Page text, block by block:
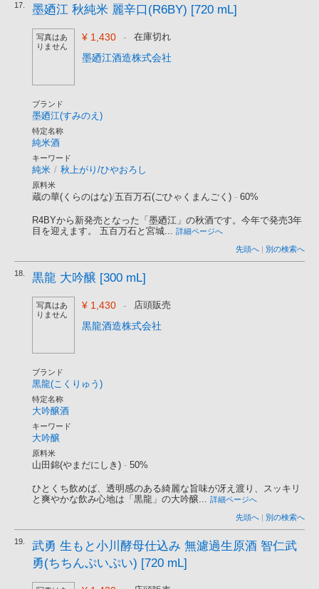
17. 墨廼江 秋純米 麗辛口(R6BY) [720 mL]
写真はあ
りません
¥ 1,430 - 在庫切れ
墨廼江酒造株式会社
ブランド
墨廼江(すみのえ)
特定名称
純米酒
キーワード
純米 / 秋上がり/ひやおろし
原料米
蔵の華(くらのはな)/五百万石(ごひゃくまんごく) - 60%
R4BYから新発売となった「墨廼江」の秋酒です。今年で発売3年
目を迎えます。 五百万石と宮城... 詳細ページへ
先頭へ | 別の検索へ
18. 黒龍 大吟醸 [300 mL]
写真はあ
りません
¥ 1,430 - 店頭販売
黒龍酒造株式会社
ブランド
黒龍(こくりゅう)
特定名称
大吟醸酒
キーワード
大吟醸
原料米
山田錦(やまだにしき) - 50%
ひとくち飲めば、透明感のある綺麗な旨味が冴え渡り、スッキリ
と爽やかな飲み心地は「黒龍」の大吟醸... 詳細ページへ
先頭へ | 別の検索へ
19.
武勇 生もと小川酵母仕込み 無濾過生原酒 智仁武
勇(ちちんぷいぷい) [720 mL]